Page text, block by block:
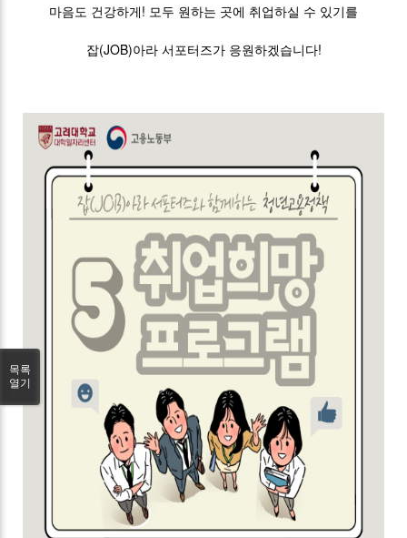
마음도 건강하게! 모두 원하는 곳에 취업하실 수 있기를
잡(JOB)아라 서포터즈가 응원하겠습니다!
목록
열기